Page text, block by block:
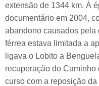
extensão de 1344 km. À
documentário em 2004,
abandono causados
férrea estava limitada a
ligava o Lobito a
recuperação do
curso com a reposição